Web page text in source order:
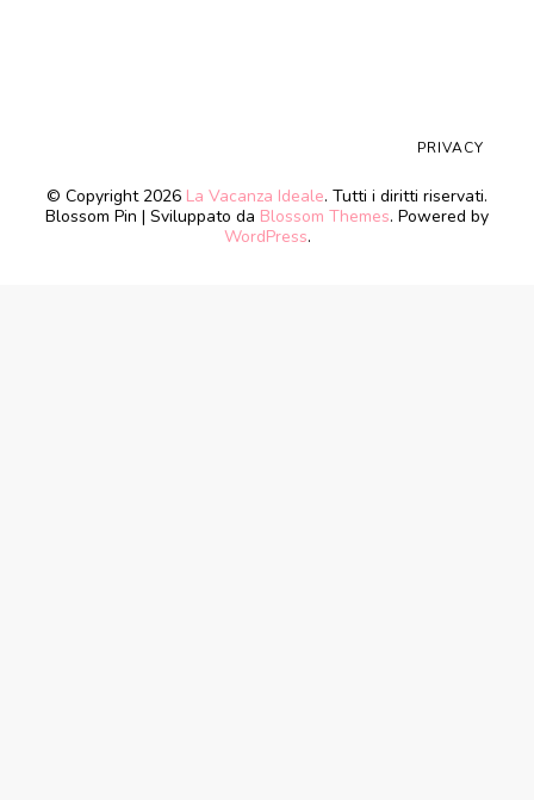
© Copyright 2026 La Vacanza Ideale. Tutti i diritti riservati.
Blossom Pin | Sviluppato da Blossom Themes. Powered by
WordPress.
PRIVACY